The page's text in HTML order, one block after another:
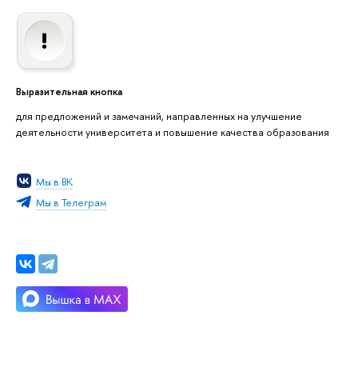
Выразительная кнопка
для предложений и замечаний, направленных на улучшение
деятельности университета и повышение качества образования
Мы в ВК
Мы в Телеграм